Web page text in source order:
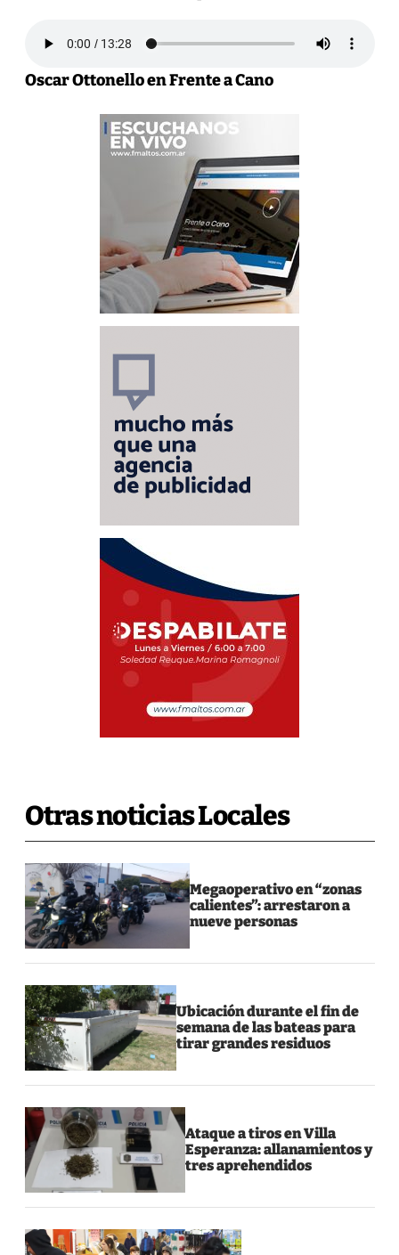
Oscar Ottonello en Frente a Cano
Otras noticias Locales
Megaoperativo en “zonas
calientes”: arrestaron a
nueve personas
Ubicación durante el fin de
semana de las bateas para
tirar grandes residuos
Ataque a tiros en Villa
Esperanza: allanamientos y
tres aprehendidos